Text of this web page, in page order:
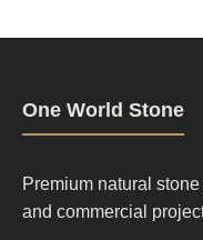
One World Stone
Premium natural
and commercial